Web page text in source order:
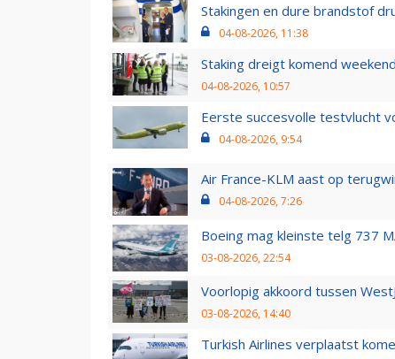
Stakingen en dure brandstof
04-08-2026, 11:38
Staking dreigt komend
04-08-2026, 10:57
Eerste succesvolle testvlucht
04-08-2026, 9:54
Air France-KLM aast op
04-08-2026, 7:26
Boeing mag kleinste telg 737
03-08-2026, 22:54
Voorlopig akkoord tussen
03-08-2026, 14:40
Turkish Airlines verplaatst